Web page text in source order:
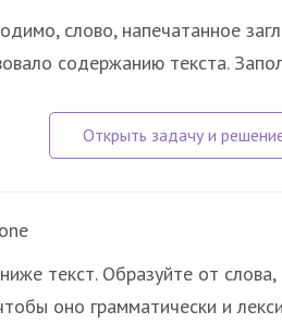
слово, напечатанное
содержанию текста.
текст. Образуйте от
оно грамматически и